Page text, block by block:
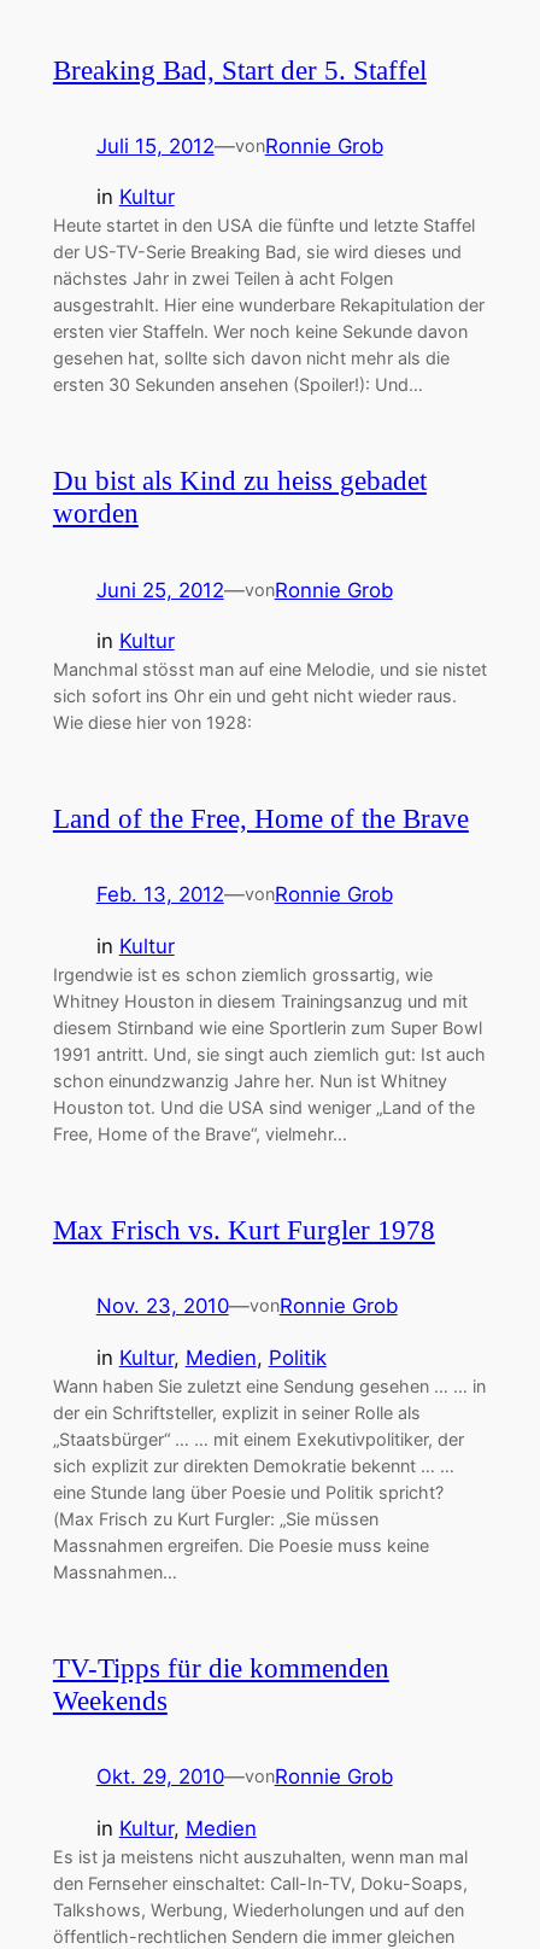
Breaking Bad, Start der 5. Staffel
Juli 15, 2012—vonRonnie Grob
in Kultur
Heute startet in den USA die fünfte und letzte Staffel
der US-TV-Serie Breaking Bad, sie wird dieses und
nächstes Jahr in zwei Teilen à acht Folgen
ausgestrahlt. Hier eine wunderbare Rekapitulation der
ersten vier Staffeln. Wer noch keine Sekunde davon
gesehen hat, sollte sich davon nicht mehr als die
ersten 30 Sekunden ansehen (Spoiler!): Und…
Du bist als Kind zu heiss gebadet
worden
Juni 25, 2012—vonRonnie Grob
in Kultur
Manchmal stösst man auf eine Melodie, und sie nistet
sich sofort ins Ohr ein und geht nicht wieder raus.
Wie diese hier von 1928:
Land of the Free, Home of the Brave
Feb. 13, 2012—vonRonnie Grob
in Kultur
Irgendwie ist es schon ziemlich grossartig, wie
Whitney Houston in diesem Trainingsanzug und mit
diesem Stirnband wie eine Sportlerin zum Super Bowl
1991 antritt. Und, sie singt auch ziemlich gut: Ist auch
schon einundzwanzig Jahre her. Nun ist Whitney
Houston tot. Und die USA sind weniger „Land of the
Free, Home of the Brave“, vielmehr…
Max Frisch vs. Kurt Furgler 1978
Nov. 23, 2010—vonRonnie Grob
in Kultur, Medien, Politik
Wann haben Sie zuletzt eine Sendung gesehen … … in
der ein Schriftsteller, explizit in seiner Rolle als
„Staatsbürger“ … … mit einem Exekutivpolitiker, der
sich explizit zur direkten Demokratie bekennt … …
eine Stunde lang über Poesie und Politik spricht?
(Max Frisch zu Kurt Furgler: „Sie müssen
Massnahmen ergreifen. Die Poesie muss keine
Massnahmen…
TV-Tipps für die kommenden
Weekends
Okt. 29, 2010—vonRonnie Grob
in Kultur, Medien
Es ist ja meistens nicht auszuhalten, wenn man mal
den Fernseher einschaltet: Call-In-TV, Doku-Soaps,
Talkshows, Werbung, Wiederholungen und auf den
öffentlich-rechtlichen Sendern die immer gleichen